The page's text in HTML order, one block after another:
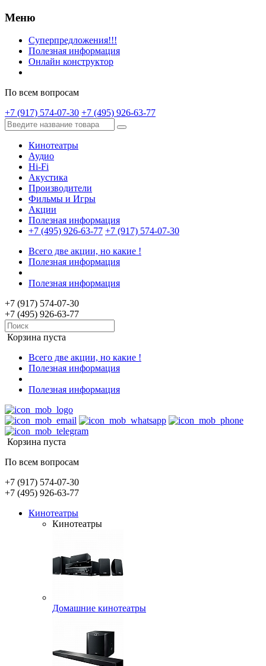
Меню
Суперпредложения!!!
Полезная информация
Онлайн конструктор
По всем вопросам
+7 (917) 574-07-30 +7 (495) 926-63-77
Кинотеатры
Аудио
Hi-Fi
Акустика
Производители
Фильмы и Игры
Акции
Полезная информация
+7 (495) 926-63-77 +7 (917) 574-07-30
Всего две акции, но какие !
Полезная информация
Полезная информация
+7 (917) 574-07-30
+7 (495) 926-63-77
Корзина пуста
Всего две акции, но какие !
Полезная информация
Полезная информация
Корзина пуста
По всем вопросам
+7 (917) 574-07-30
+7 (495) 926-63-77
Кинотеатры
Кинотеатры
Домашние кинотеатры